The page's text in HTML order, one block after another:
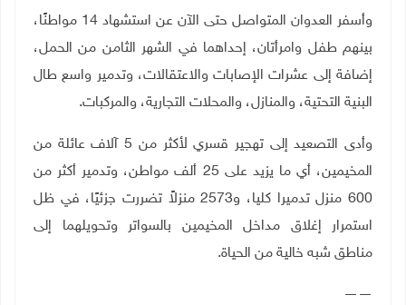
وأسفر العدوان المتواصل حتى الآن عن استشهاد 14 مواطنًا،
بينهم طفل وامرأتان، إحداهما في الشهر الثامن من الحمل،
إضافة إلى عشرات الإصابات والاعتقالات، وتدمير واسع طال
البنية التحتية، والمنازل، والمحلات التجارية، والمركبات.
وأدى التصعيد إلى تهجير قسري لأكثر من 5 آلاف عائلة من
المخيمين، أي ما يزيد على 25 ألف مواطن، وتدمير أكثر من
600 منزل تدميرا كليا، و2573 منزلاً تضررت جزئيًا، في ظل
استمرار إغلاق مداخل المخيمين بالسواتر وتحويلهما إلى
مناطق شبه خالية من الحياة.
——